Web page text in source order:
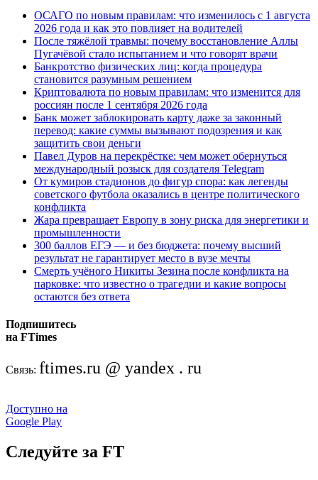
ОСАГО по новым правилам: что изменилось с 1 августа
2026 года и как это повлияет на водителей
После тяжёлой травмы: почему восстановление Аллы
Пугачёвой стало испытанием и что говорят врачи
Банкротство физических лиц: когда процедура
становится разумным решением
Криптовалюта по новым правилам: что изменится для
россиян после 1 сентября 2026 года
Банк может заблокировать карту даже за законный
перевод: какие суммы вызывают подозрения и как
защитить свои деньги
Павел Дуров на перекрёстке: чем может обернуться
международный розыск для создателя Telegram
От кумиров стадионов до фигур спора: как легенды
советского футбола оказались в центре политического
конфликта
Жара превращает Европу в зону риска для энергетики и
промышленности
300 баллов ЕГЭ — и без бюджета: почему высший
результат не гарантирует место в вузе мечты
Смерть учёного Никиты Зезина после конфликта на
парковке: что известно о трагедии и какие вопросы
остаются без ответа
Подпишитесь
на FTimes
Связь: ftimes.ru @ yandex . ru
Доступно на
Google Play
Следуйте за FT